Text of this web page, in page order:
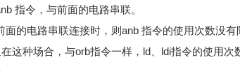
指令，与前面的电路串联。
的电路串联连接时，则anb 指令的使用次数没有
这种场合，与orb指令一样，ld、ldi指令的使用次